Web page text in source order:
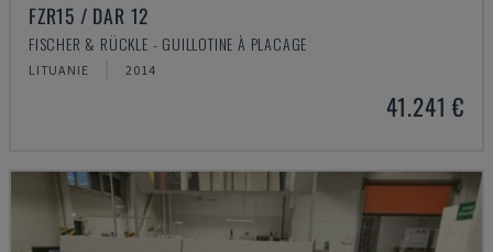
FZR15 / DAR 12
FISCHER & RÜCKLE - GUILLOTINE À PLACAGE
LITUANIE 2014
41.241 €